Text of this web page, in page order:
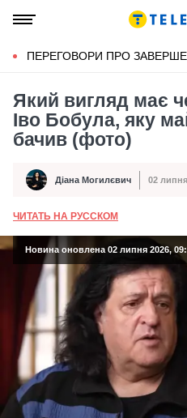
ПЕРЕГОВОРИ ПРО
Який вигляд має
Іво Бобула, яку
бачив (фото)
Автор Діана Могилєвич
Дата публікації 02
ЧИТАТЬ НА РУССКОМ
Новина оновлена 02 липня 2026,